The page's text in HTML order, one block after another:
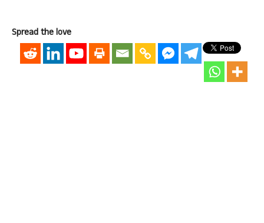
Spread the love